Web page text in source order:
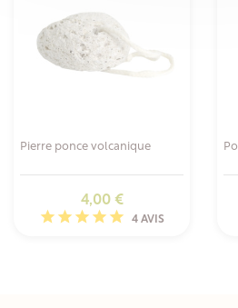
Pierre ponce volcanique
Prix
4,00 €
4 AVIS